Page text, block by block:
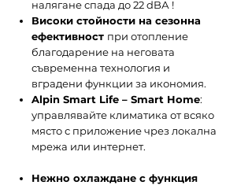
налягане спада до 22 dBА !
Високи стойности на сезонна
ефективност при отопление
благодарение на неговата
съвременна технология и
вградени функции за икономия.
Alpin Smart Life – Smart Home:
управлявайте климатика от всяко
място с приложение чрез локална
мрежа или интернет.
Нежно охлаждане с функция